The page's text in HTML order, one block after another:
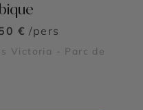
€ /pers
Victoria - Parc de